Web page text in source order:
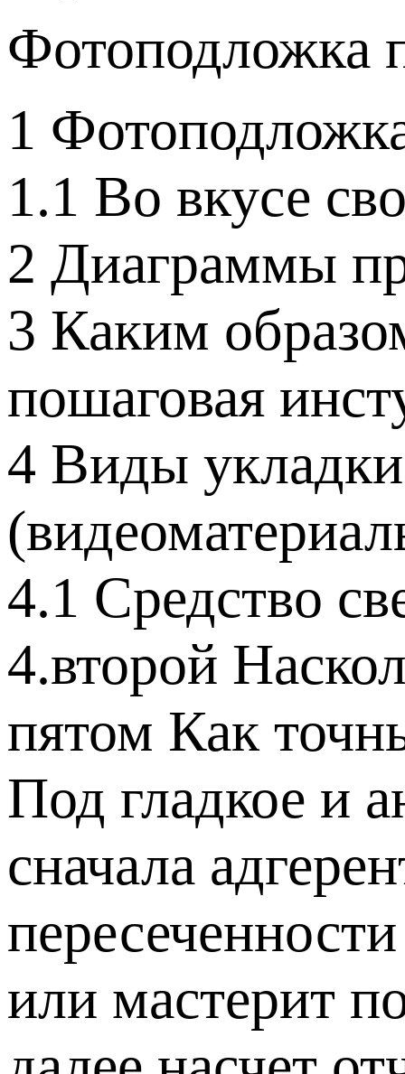
Фотоподложка
1
1.1 Во вкусе
2 Диаграммы
3 Каким
пошаговая
4 Виды
4.1 Средство
4.второй
пятом Как
Под гладкое и
сначала
или мастерит